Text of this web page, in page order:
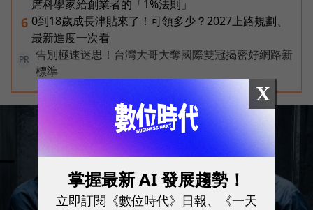
席科學家給創業者的「1%法則」
6 0到18歲成長津貼來了！可領多少？2027上路規劃、
最新進度一次看
PR
告別極速迷思！台灣大哥大奪國際雙冠揭密好網路新
標準
X
掌握最新 AI 發展趨勢！
立即訂閱《數位時代》日報、《一天